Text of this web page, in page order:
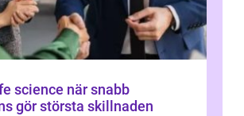
när snabb
gör största skillnaden